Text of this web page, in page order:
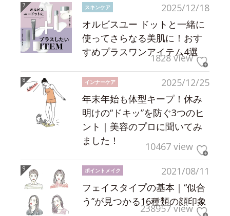
2025/12/18
スキンケア
オルビスユー ドットと一緒に
使ってさらなる美肌に！おす
すめプラスワンアイテム4選
1828 view
2025/12/25
インナーケア
年末年始も体型キープ！休み
明けの“ドキッ”を防ぐ3つのヒ
ント｜美容のプロに聞いてみ
ました！
10467 view
2021/08/11
ポイントメイク
フェイスタイプの基本｜“似合
う”が見つかる16種類の顔印象
238957 view